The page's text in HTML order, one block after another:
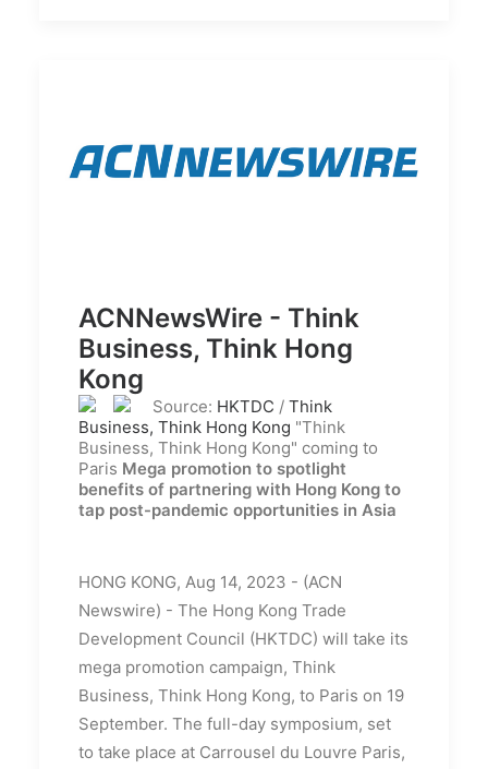
ACNNewsWire - Think
Business, Think Hong
Kong
Source: HKTDC / Think
Business, Think Hong Kong "Think
Business, Think Hong Kong" coming to
Paris Mega promotion to spotlight
benefits of partnering with Hong Kong to
tap post-pandemic opportunities in Asia
HONG KONG, Aug 14, 2023 - (ACN
Newswire) - The Hong Kong Trade
Development Council (HKTDC) will take its
mega promotion campaign, Think
Business, Think Hong Kong, to Paris on 19
September. The full-day symposium, set
to take place at Carrousel du Louvre Paris,